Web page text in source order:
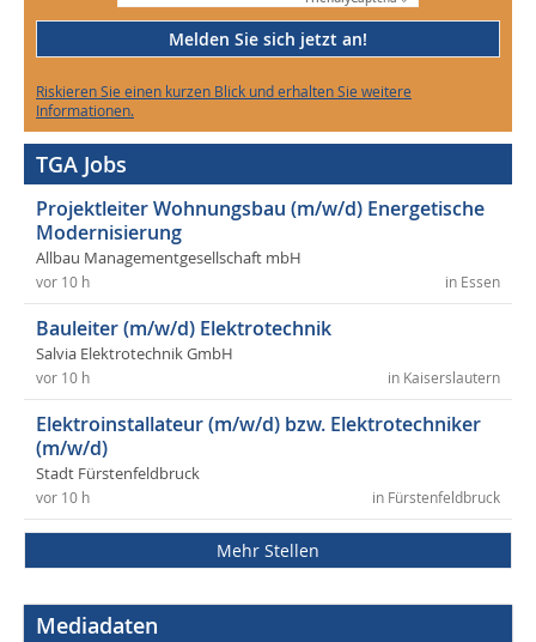
Melden Sie sich jetzt an!
Riskieren Sie einen kurzen Blick und erhalten Sie weitere
Informationen.
TGA Jobs
Projektleiter Wohnungsbau (m/w/d) Energetische
Modernisierung
Allbau Managementgesellschaft mbH
in Essen
vor 10 h
Bauleiter (m/w/d) Elektrotechnik
Salvia Elektrotechnik GmbH
in Kaiserslautern
vor 10 h
Elektroinstallateur (m/w/d) bzw. Elektrotechniker
(m/w/d)
Stadt Fürstenfeldbruck
in Fürstenfeldbruck
vor 10 h
Mehr Stellen
Mediadaten